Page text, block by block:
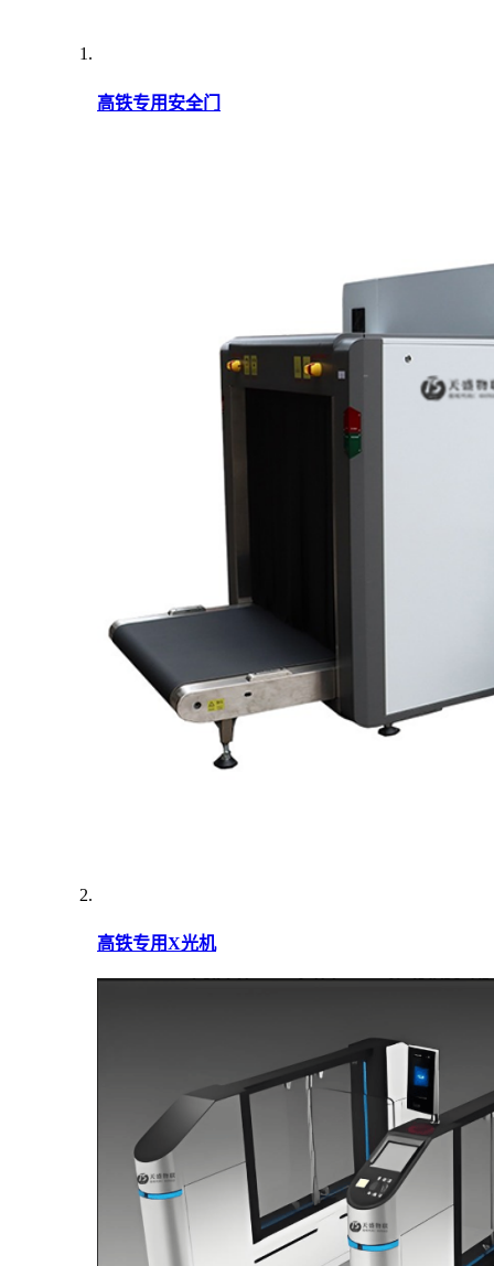
高铁专用安全门
高铁专用X光机